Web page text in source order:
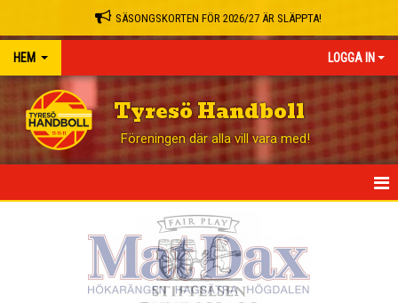
SÄSONGSKORTEN FÖR 2026/27 ÄR SLÄPPTA!
HEM LOGGA IN
Tyresö Handboll
Föreningen där alla vill vara med!